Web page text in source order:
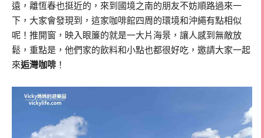
遠，離恆春也挺近的，來到國境之南的朋友不妨順路過來一
下，大家會發現到，這家咖啡館四周的環境和沖繩有點相似
呢！推開窗，映入眼簾的就是一大片海景，讓人感到無敵放
鬆，重點是，他們家的飲料和小點也都很好吃，邀請大家一起
來逅灣咖啡 ！